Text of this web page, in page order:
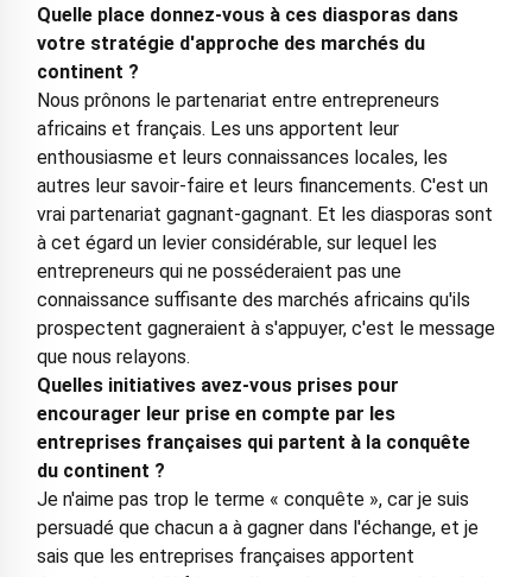
Quelle place donnez-vous à ces diasporas dans
votre stratégie d'approche des marchés du
continent ?
Nous prônons le partenariat entre entrepreneurs
africains et français. Les uns apportent leur
enthousiasme et leurs connaissances locales, les
autres leur savoir-faire et leurs financements. C'est un
vrai partenariat gagnant-gagnant. Et les diasporas sont
à cet égard un levier considérable, sur lequel les
entrepreneurs qui ne posséderaient pas une
connaissance suffisante des marchés africains qu'ils
prospectent gagneraient à s'appuyer, c'est le message
que nous relayons.
Quelles initiatives avez-vous prises pour
encourager leur prise en compte par les
entreprises françaises qui partent à la conquête
du continent ?
Je n'aime pas trop le terme « conquête », car je suis
persuadé que chacun a à gagner dans l'échange, et je
sais que les entreprises françaises apportent